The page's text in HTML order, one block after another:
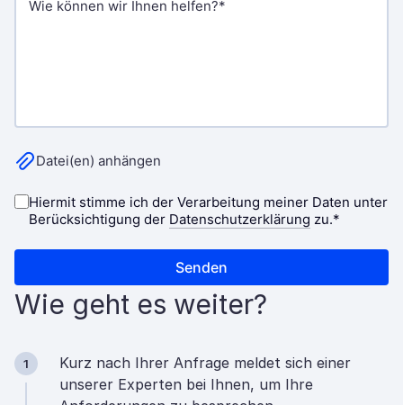
Wie geht es weiter?
1
Kurz nach Ihrer Anfrage meldet sich einer
unserer Experten bei Ihnen, um Ihre